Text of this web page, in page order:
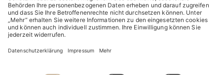
HUGO BOSS Corporate